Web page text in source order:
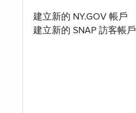
建立新的 NY.GOV 帳戶
建立新的 SNAP 訪客帳戶